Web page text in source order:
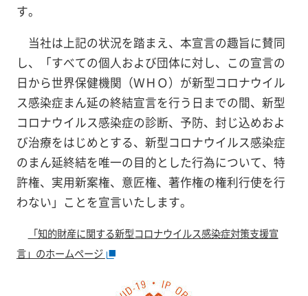
す。
当社は上記の状況を踏まえ、本宣言の趣旨に賛同
し、「すべての個人および団体に対し、この宣言の
日から世界保健機関（ＷＨＯ）が新型コロナウイル
ス感染症まん延の終結宣言を行う日までの間、新型
コロナウイルス感染症の診断、予防、封じ込めおよ
び治療をはじめとする、新型コロナウイルス感染症
のまん延終結を唯一の目的とした行為について、特
許権、実用新案権、意匠権、著作権の権利行使を行
わない」ことを宣言いたします。
「知的財産に関する新型コロナウイルス感染症対策支援宣
言」のホームページ